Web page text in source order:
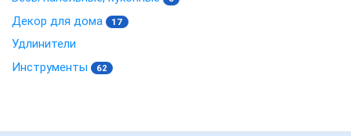
Декор для дома 17
Удлинители
Инструменты
62